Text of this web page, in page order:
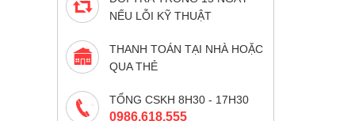
NẾU LỖI KỸ THUẬT
THANH TOÁN TẠI NHÀ HOẶC
QUA THẺ
TỔNG CSKH 8H30 - 17H30
0986.618.555